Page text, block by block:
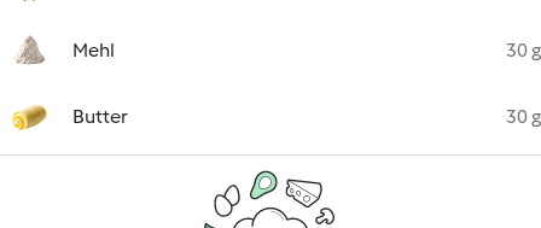
Mehl 30 g
Butter 30 g